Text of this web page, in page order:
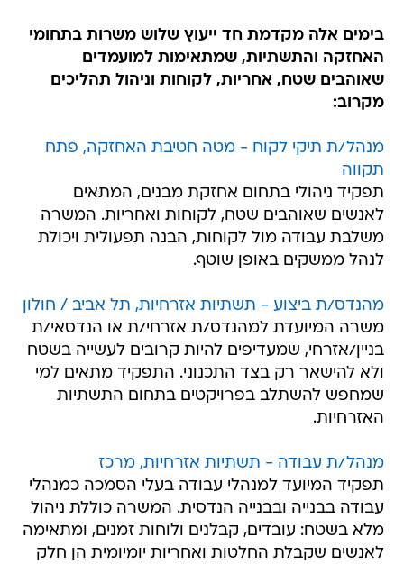
בימים אלה מקדמת חד ייעוץ שלוש משרות בתחומי
האחזקה והתשתיות, שמתאימות למועמדים
שאוהבים שטח, אחריות, לקוחות וניהול תהליכים
מקרוב:
מנהל/ת תיקי לקוח - מטה חטיבת האחזקה, פתח
תקווה
תפקיד ניהולי בתחום אחזקת מבנים, המתאים
לאנשים שאוהבים שטח, לקוחות ואחריות. המשרה
משלבת עבודה מול לקוחות, הבנה תפעולית ויכולת
לנהל ממשקים באופן שוטף.
מהנדס/ת ביצוע - תשתיות אזרחיות, תל אביב / חולון
משרה המיועדת למהנדס/ת אזרחי/ת או הנדסאי/ת
בניין/אזרחי, שמעדיפים להיות קרובים לעשייה בשטח
ולא להישאר רק בצד התכנוני. התפקיד מתאים למי
שמחפש להשתלב בפרויקטים בתחום התשתיות
האזרחיות.
מנהל/ת עבודה - תשתיות אזרחיות, מרכז
תפקיד המיועד למנהלי עבודה בעלי הסמכה כמנהלי
עבודה בבנייה ובבנייה הנדסית. המשרה כוללת ניהול
מלא בשטח: עובדים, קבלנים ולוחות זמנים, ומתאימה
לאנשים שקבלת החלטות ואחריות יומיומית הן חלק